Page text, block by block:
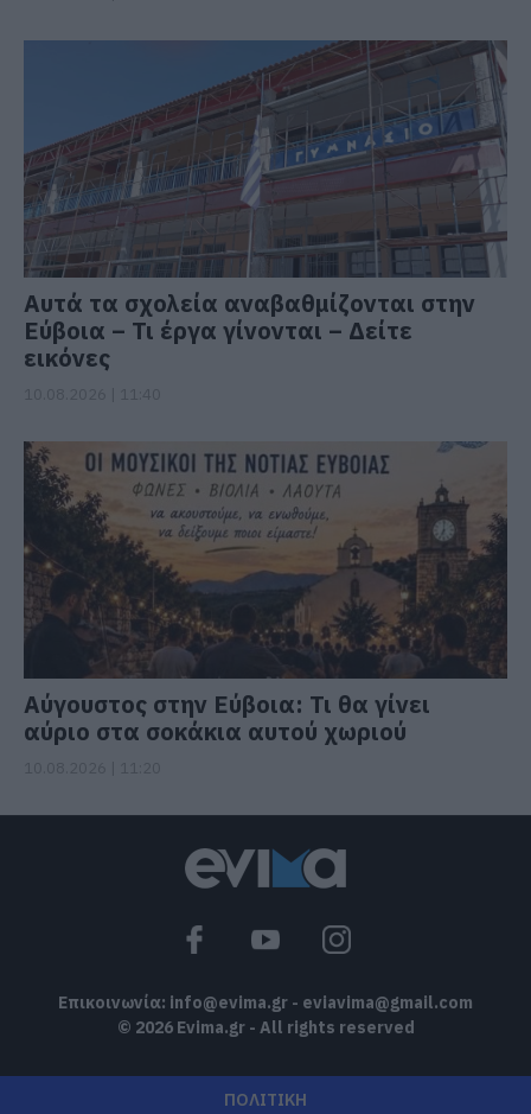
Αυτά τα σχολεία αναβαθμίζονται στην
Εύβοια – Τι έργα γίνονται – Δείτε
εικόνες
Αύγουστος στην Εύβοια: Τι θα γίνει
αύριο στα σοκάκια αυτού χωριού
Επικοινωνία: info@evima.gr - eviavima@gmail.com
© 2026 Evima.gr - All rights reserved
ΠΟΛΙΤΙΚΗ